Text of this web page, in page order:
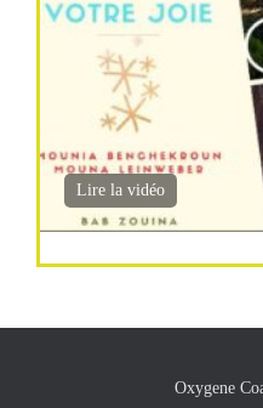
Lire la vidéo
Oxygene